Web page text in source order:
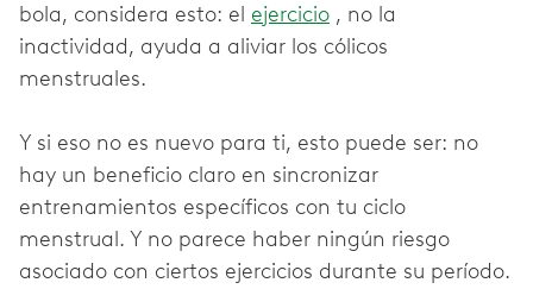
bola, considera esto: el ejercicio , no la
inactividad, ayuda a aliviar los cólicos
menstruales.
Y si eso no es nuevo para ti, esto puede ser: no
hay un beneficio claro en sincronizar
entrenamientos específicos con tu ciclo
menstrual. Y no parece haber ningún riesgo
asociado con ciertos ejercicios durante su período.